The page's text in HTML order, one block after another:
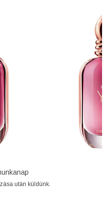
után küldünk.